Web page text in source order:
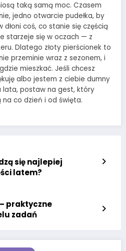
taką samą moc. Czasem
jedno otwarcie pudełka, by
dłoni coś, co stanie się częścią
starzeje się w oczach — z
Dlatego złoty pierścionek to
przeminie wraz z sezonem, i
mieszkać. Jeśli chcesz
albo jestem z ciebie dumny
postaw na gest, który
co dzień i od święta.
się najlepiej
latem?
praktyczne
zadań